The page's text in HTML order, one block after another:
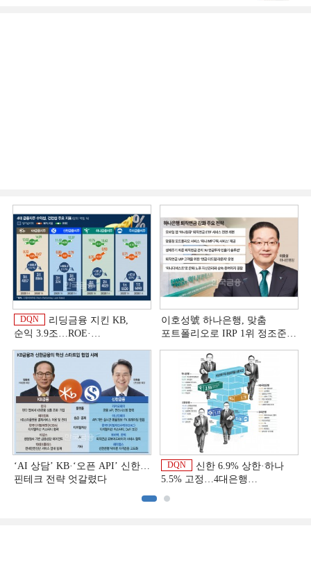
DQN
리딩금융 지킨 KB,
순익 3.9조…ROE·
상반기 금융 리그테이블]
이호성號 하나은행, 맞춤
포트폴리오로 IRP 1위 정조준
‘AI 상담’ KB·‘오픈 API’ 신한…
핀테크 전략 엇갈렸다
DQN
신한 6.9% 상한·하나
5.5% 고정…4대은행